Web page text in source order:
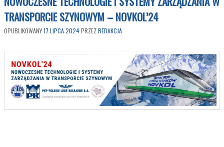
TRANSPORCIE SZYNOWYM – NOVKOL’24
OPUBLIKOWANY17 LIPCA 2024PRZEZREDAKCJA